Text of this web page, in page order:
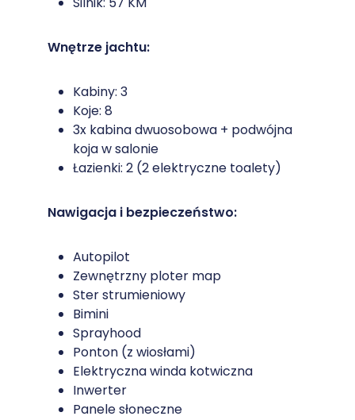
Wnętrze jachtu:
Kabiny: 3
Koje: 8
3x kabina dwuosobowa + podwójna
koja w salonie
Łazienki: 2 (2 elektryczne toalety)
Nawigacja i bezpieczeństwo:
Autopilot
Zewnętrzny ploter map
Ster strumieniowy
Bimini
Sprayhood
Ponton (z wiosłami)
Elektryczna winda kotwiczna
Inwerter
Panele słoneczne